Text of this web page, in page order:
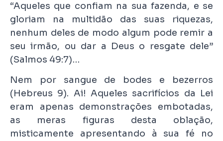
“Aqueles que confiam na sua fazenda, e se
gloriam na multidão das suas riquezas,
nenhum deles de modo algum pode remir a
seu irmão, ou dar a Deus o resgate dele”
(Salmos 49:7)…
Nem por sangue de bodes e bezerros
(Hebreus 9). Ai! Aqueles sacrifícios da Lei
eram apenas demonstrações embotadas,
as meras figuras desta oblação,
misticamente apresentando à sua fé no